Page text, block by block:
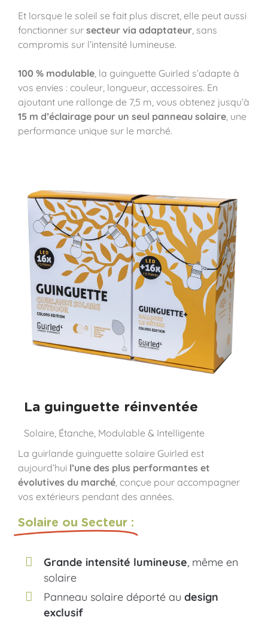
Et lorsque le soleil se fait plus discret, elle peut aussi
fonctionner sur secteur via adaptateur , sans
compromis sur l’intensité lumineuse.
100 % modulable , la guinguette Guirled s’adapte à
vos envies : couleur, longueur, accessoires. En
ajoutant une rallonge de 7,5 m, vous obtenez jusqu’à
15 m d’éclairage pour un seul panneau solaire , une
performance unique sur le marché.
La guinguette réinventée
Solaire, Étanche, Modulable & Intelligente
La guirlande guinguette solaire Guirled est
aujourd’hui l’une des plus performantes et
évolutives du marché, conçue pour accompagner
vos extérieurs pendant des années.
Solaire ou Secteur :
Grande intensité lumineuse , même en
solaire
Panneau solaire déporté audesign
exclusif